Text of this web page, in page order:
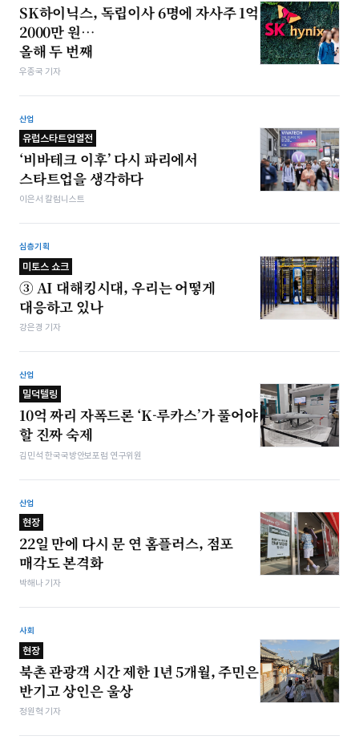
SK하이닉스, 독립이사 6명에 자사주 1억
2000만 원…
올해 두 번째
우종국 기자
산업
유럽스타트업열전
‘비바테크 이후’ 다시 파리에서
스타트업을 생각하다
이은서 칼럼니스트
심층기획
미토스 쇼크
③ AI 대해킹시대, 우리는 어떻게
대응하고 있나
강은경 기자
산업
밀덕텔링
10억 짜리 자폭드론 ‘K-루카스’가 풀어야
할 진짜 숙제
김민석 한국국방안보포럼 연구위원
산업
현장
22일 만에 다시 문 연 홈플러스, 점포
매각도 본격화
박해나 기자
사회
현장
북촌 관광객 시간 제한 1년 5개월, 주민은
반기고 상인은 울상
정원혁 기자